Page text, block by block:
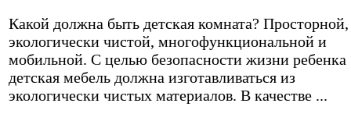
Какой должна быть детская комната? Просторной,
экологически чистой, многофункциональной и
мобильной. С целью безопасности жизни ребенка
детская мебель должна изготавливаться из
экологически чистых материалов. В качестве ...